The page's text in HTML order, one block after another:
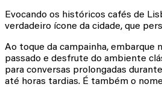
Evocando os históricos cafés de
verdadeiro ícone da cidade, que
Ao toque da campainha, embarque
passado e desfrute do ambiente
para conversas prolongadas
até horas tardias. É também o